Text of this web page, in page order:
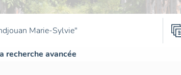
recherche avancée